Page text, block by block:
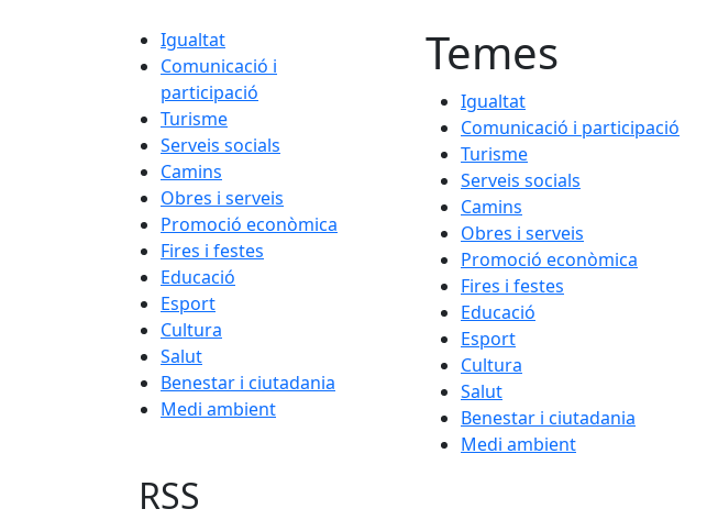
Igualtat
Comunicació i
participació
Turisme
Serveis socials
Camins
Obres i serveis
Promoció econòmica
Fires i festes
Educació
Esport
Cultura
Salut
Benestar i ciutadania
Medi ambient
Temes
Igualtat
Comunicació i participació
Turisme
Serveis socials
Camins
Obres i serveis
Promoció econòmica
Fires i festes
Educació
Esport
Cultura
Salut
Benestar i ciutadania
Medi ambient
RSS